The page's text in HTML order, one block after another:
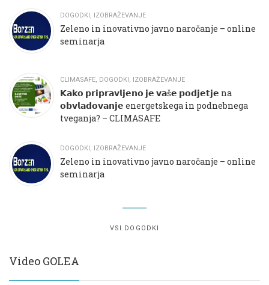
DOGODKI , IZOBRAŽEVANJE
Zeleno in inovativno javno naročanje – online
seminarja
CLIMASAFE, DOGODKI , IZOBRAŽEVANJE
𝗞𝗮𝗸𝗼 𝗽𝗿𝗶𝗽𝗿𝗮𝘃𝗹𝗷𝗲𝗻𝗼 𝗷𝗲 𝘃𝗮š𝗲 𝗽𝗼𝗱𝗷𝗲𝘁𝗷𝗲 na
𝗼𝗯𝘃𝗹𝗮𝗱𝗼𝘃𝗮𝗻𝗷𝗲 energetskega in podnebnega
tveganja? – CLIMASAFE
DOGODKI , IZOBRAŽEVANJE
Zeleno in inovativno javno naročanje – online
seminarja
VSI DOGODKI
Video GOLEA